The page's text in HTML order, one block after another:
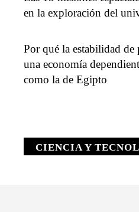
en la exploración del
Por qué la estabilidad de
una economía
como la de Egipto
CIENCIA Y